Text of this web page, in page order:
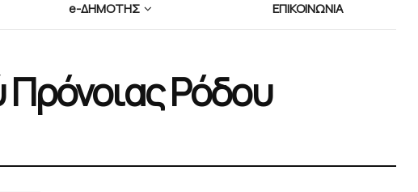
e-ΔΗΜΟΤΗΣ ΕΠΙΚΟΙΝΩΝΙΑ
Πρόνοιας Ρόδου